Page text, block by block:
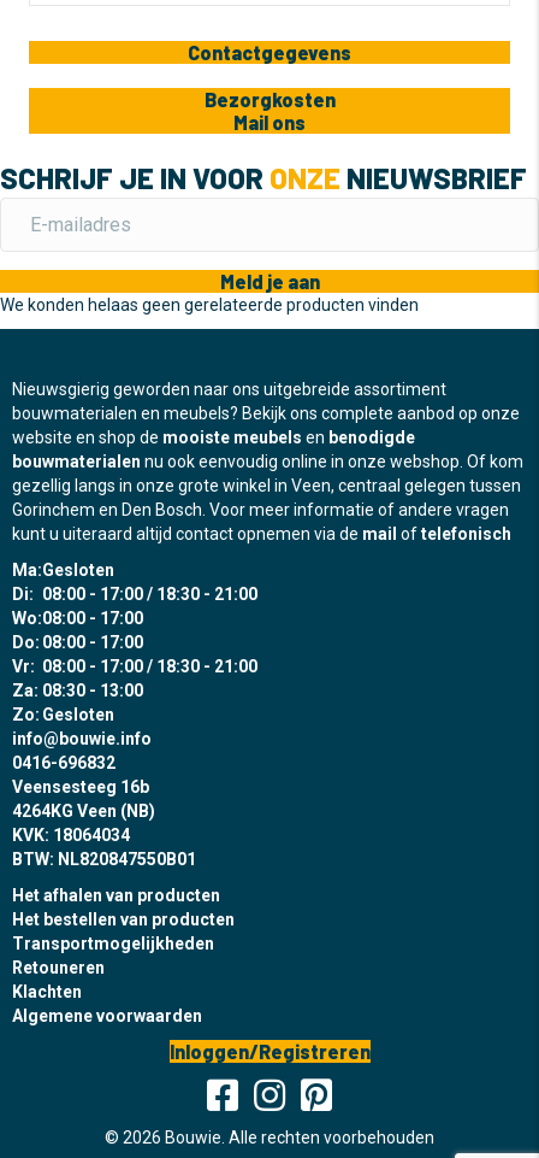
Contactgegevens
Bezorgkosten
Mail ons
SCHRIJF JE IN VOOR ONZE NIEUWSBRIEF
Meld je aan
We konden helaas geen gerelateerde producten vinden
Nieuwsgierig geworden naar ons uitgebreide assortiment
bouwmaterialen en meubels? Bekijk ons complete aanbod op onze
website en shop de mooiste meubels en benodigde
bouwmaterialen nu ook eenvoudig online in onze webshop. Of kom
gezellig langs in onze grote winkel in Veen, centraal gelegen tussen
Gorinchem en Den Bosch. Voor meer informatie of andere vragen
kunt u uiteraard altijd contact opnemen via de mail oftelefonisch
Ma:Gesloten
Di: 08:00 - 17:00 / 18:30 - 21:00
Wo:08:00 - 17:00
Do: 08:00 - 17:00
Vr: 08:00 - 17:00 / 18:30 - 21:00
Za: 08:30 - 13:00
Zo: Gesloten
info@bouwie.info
0416-696832
Veensesteeg 16b
4264KG Veen (NB)
KVK: 18064034
BTW: NL820847550B01
Het afhalen van producten
Het bestellen van producten
Transportmogelijkheden
Retouneren
Klachten
Algemene voorwaarden
Inloggen/Registreren
© 2026 Bouwie. Alle rechten voorbehouden